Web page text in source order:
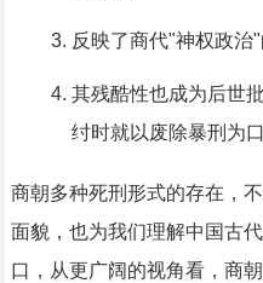
反映了商代"神权政治
其残酷性也成为后世
纣时就以废除暴刑为口
商朝多种死刑形式的存在，
面貌，也为我们理解中国古
口，从更广阔的视角看，商